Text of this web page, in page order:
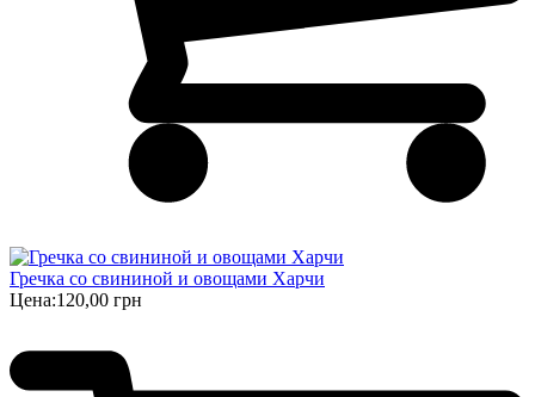
Гречка со свининой и овощами Харчи
Цена:120,00 грн